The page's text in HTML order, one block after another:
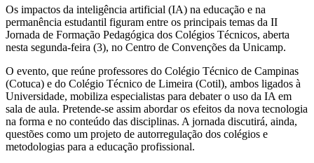
Os impactos da inteligência artificial (IA) na educação e na
permanência estudantil figuram entre os principais temas da II
Jornada de Formação Pedagógica dos Colégios Técnicos, aberta
nesta segunda-feira (3), no Centro de Convenções da Unicamp.
O evento, que reúne professores do Colégio Técnico de Campinas
(Cotuca) e do Colégio Técnico de Limeira (Cotil), ambos ligados à
Universidade, mobiliza especialistas para debater o uso da IA em
sala de aula. Pretende-se assim abordar os efeitos da nova tecnologia
na forma e no conteúdo das disciplinas. A jornada discutirá, ainda,
questões como um projeto de autorregulação dos colégios e
metodologias para a educação profissional.